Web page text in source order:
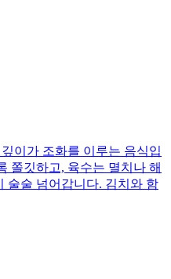
이가 조화를 이루는 음식입
쫄깃하고, 육수는 멸치나 해
술술 넘어갑니다. 김치와 함